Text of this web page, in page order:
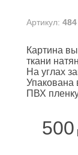
Артикул: 484
Картина
ткани
На углах
Упакована
ПВХ
500